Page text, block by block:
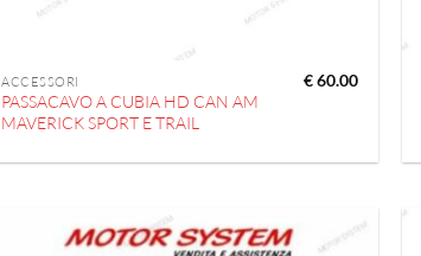
ACCESSORI
PASSACAVO A CUBIA HD CAN AM
MAVERICK SPORT E TRAIL
€60.00